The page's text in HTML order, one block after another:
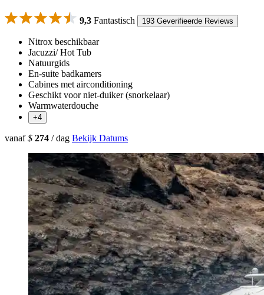
9,3 Fantastisch 193 Geverifieerde Reviews
Nitrox beschikbaar
Jacuzzi/ Hot Tub
Natuurgids
En-suite badkamers
Cabines met airconditioning
Geschikt voor niet-duiker (snorkelaar)
Warmwaterdouche
+4
vanaf$ 274 / dag Bekijk Datums